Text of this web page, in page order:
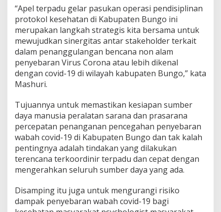
s
e
h
a
t
a
C
o
d
1
9
“Apel terpadu gelar pasukan operasi pendisiplinan
protokol kesehatan di Kabupaten Bungo ini
merupakan langkah strategis kita bersama untuk
mewujudkan sinergitas antar stakeholder terkait
dalam penanggulangan bencana non alam
penyebaran Virus Corona atau lebih dikenal
dengan covid-19 di wilayah kabupaten Bungo,” kata
Mashuri.
Tujuannya untuk memastikan kesiapan sumber
daya manusia peralatan sarana dan prasarana
percepatan penanganan pencegahan penyebaran
wabah covid-19 di Kabupaten Bungo dan tak kalah
pentingnya adalah tindakan yang dilakukan
terencana terkoordinir terpadu dan cepat dengan
mengerahkan seluruh sumber daya yang ada.
Disamping itu juga untuk mengurangi risiko
dampak penyebaran wabah covid-19 bagi